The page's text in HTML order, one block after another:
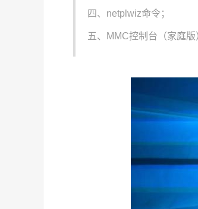
四、netplwiz命令；
五、MMC控制台（家庭版